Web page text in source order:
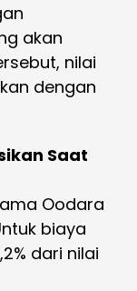
akan
nilai
dengan
Saat
Oodara
biaya
dari nilai